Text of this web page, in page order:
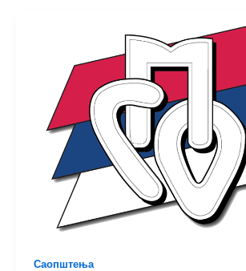
Саопштења